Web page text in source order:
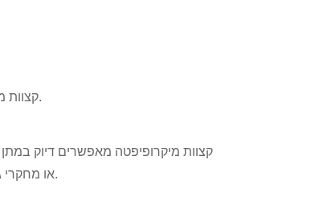
קצוות מיקרופיפטה משפרים את היעילות, הדיוק והבטיחות של טיפול בנוזלים במעבדות.
קצוות מיקרופיפטה מאפשרים דיוק במתן
להוביל לשגיאות משמעותיות, במיוחד בבדיקות רגישות כמו qPCR או מחקרי גילוי תרופות.